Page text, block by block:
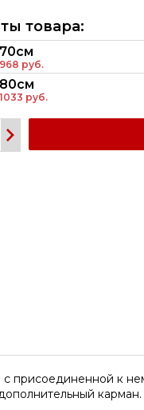
товара:
70см
968 руб.
80см
1033 руб.
к
карман.